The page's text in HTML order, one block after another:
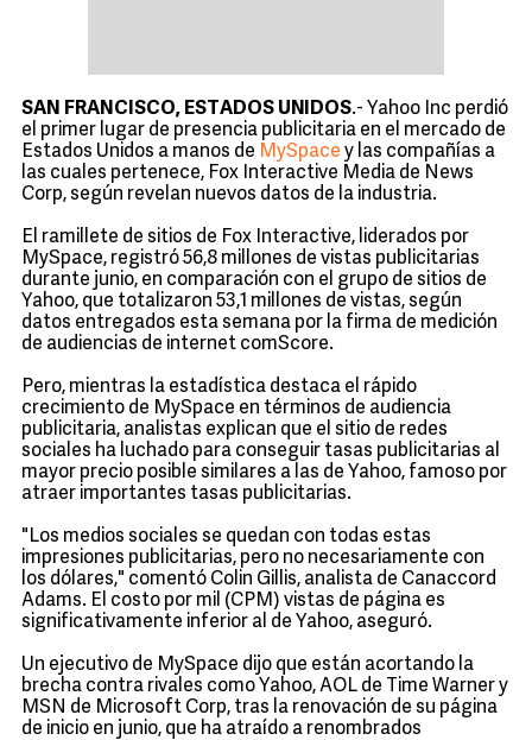
SAN FRANCISCO, ESTADOS UNIDOS.- Yahoo Inc perdió
el primer lugar de presencia publicitaria en el mercado de
Estados Unidos a manos de MySpace y las compañías a
las cuales pertenece, Fox Interactive Media de News
Corp, según revelan nuevos datos de la industria.
El ramillete de sitios de Fox Interactive, liderados por
MySpace, registró 56,8 millones de vistas publicitarias
durante junio, en comparación con el grupo de sitios de
Yahoo, que totalizaron 53,1 millones de vistas, según
datos entregados esta semana por la firma de medición
de audiencias de internet comScore.
Pero, mientras la estadística destaca el rápido
crecimiento de MySpace en términos de audiencia
publicitaria, analistas explican que el sitio de redes
sociales ha luchado para conseguir tasas publicitarias al
mayor precio posible similares a las de Yahoo, famoso por
atraer importantes tasas publicitarias.
"Los medios sociales se quedan con todas estas
impresiones publicitarias, pero no necesariamente con
los dólares," comentó Colin Gillis, analista de Canaccord
Adams. El costo por mil (CPM) vistas de página es
significativamente inferior al de Yahoo, aseguró.
Un ejecutivo de MySpace dijo que están acortando la
brecha contra rivales como Yahoo, AOL de Time Warner y
MSN de Microsoft Corp, tras la renovación de su página
de inicio en junio, que ha atraído a renombrados